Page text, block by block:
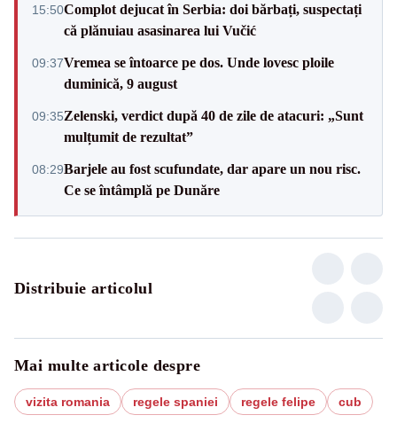
15:50Complot dejucat în Serbia: doi bărbați, suspectați
că plănuiau asasinarea lui Vučić
09:37Vremea se întoarce pe dos. Unde lovesc ploile
duminică, 9 august
09:35Zelenski, verdict după 40 de zile de atacuri: „Sunt
mulțumit de rezultat”
08:29Barjele au fost scufundate, dar apare un nou risc.
Ce se întâmplă pe Dunăre
Distribuie articolul
Mai multe articole despre
vizita romania regele spaniei regele felipe cub